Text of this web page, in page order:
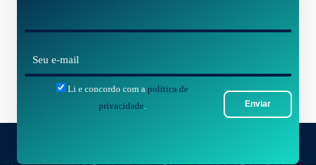
-
Enviar
Li e concordo com a política de
privacidade.